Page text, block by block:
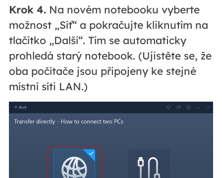
Krok 4.Na novém notebooku vyberte
možnost „Síť“ a pokračujte kliknutím na
tlačítko „Další“. Tím se automaticky
prohledá starý notebook. (Ujistěte se, že
oba počítače jsou připojeny ke stejné
místní síti LAN.)